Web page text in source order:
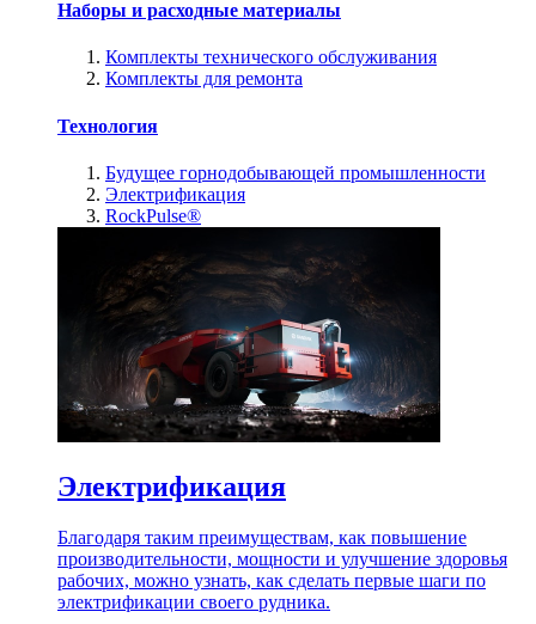
Наборы и расходные материалы
Комплекты технического обслуживания
Комплекты для ремонта
Технология
Будущее горнодобывающей промышленности
Электрификация
RockPulse®
Электрификация
Благодаря таким преимуществам, как повышение
производительности, мощности и улучшение здоровья
рабочих, можно узнать, как сделать первые шаги по
электрификации своего рудника.